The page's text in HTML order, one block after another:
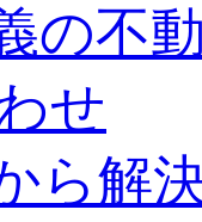
の不
せ
ら解